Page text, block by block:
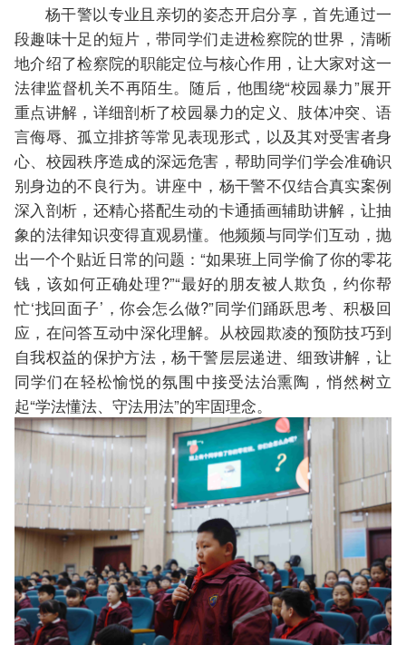
杨干警以专业且亲切的姿态开启分享，首先通过一
段趣味十足的短片，带同学们走进检察院的世界，清晰
地介绍了检察院的职能定位与核心作用，让大家对这一
法律监督机关不再陌生。随后，他围绕“校园暴力”展开
重点讲解，详细剖析了校园暴力的定义、肢体冲突、语
言侮辱、孤立排挤等常见表现形式，以及其对受害者身
心、校园秩序造成的深远危害，帮助同学们学会准确识
别身边的不良行为。讲座中，杨干警不仅结合真实案例
深入剖析，还精心搭配生动的卡通插画辅助讲解，让抽
象的法律知识变得直观易懂。他频频与同学们互动，抛
出一个个贴近日常的问题：“如果班上同学偷了你的零花
钱，该如何正确处理?”“最好的朋友被人欺负，约你帮
忙‘找回面子’，你会怎么做?”同学们踊跃思考、积极回
应，在问答互动中深化理解。从校园欺凌的预防技巧到
自我权益的保护方法，杨干警层层递进、细致讲解，让
同学们在轻松愉悦的氛围中接受法治熏陶，悄然树立
起“学法懂法、守法用法”的牢固理念。